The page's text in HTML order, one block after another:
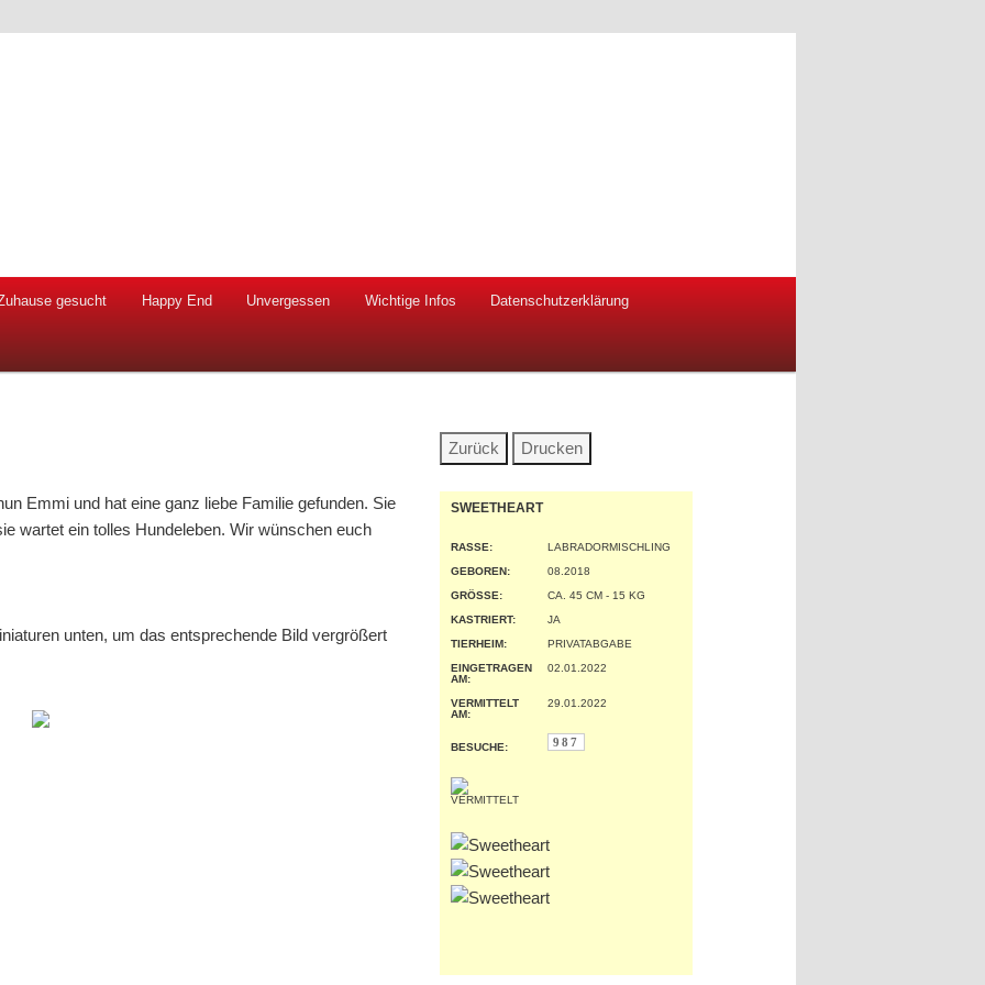
gesucht Happy End Unvergessen Wichtige Infos Datenschutzerklärung
Emmi und hat eine ganz liebe Familie gefunden. Sie
wartet ein tolles Hundeleben. Wir wünschen euch
unten, um das entsprechende Bild vergrößert
SWEETHEART
RASSE:
LABRADORMISCHLING
GEBOREN:
08.2018
GRÖSSE:
CA. 45 CM - 15 KG
KASTRIERT:
JA
TIERHEIM:
PRIVATABGABE
EINGETRAGEN
AM:
02.01.2022
VERMITTELT
AM:
29.01.2022
BESUCHE: 987